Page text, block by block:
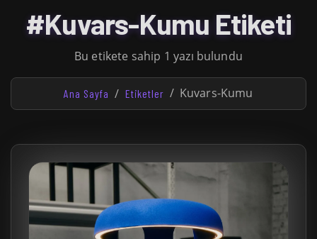
#Kuvars-Kumu Etiketi
Bu etikete sahip 1 yazı bulundu
Ana Sayfa Etiketler Kuvars-Kumu